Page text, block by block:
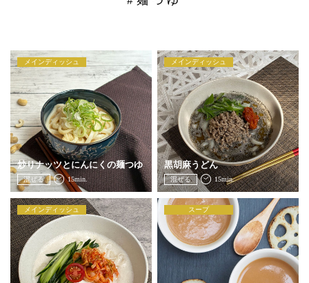
製品情報
JOURNAL
レビュー
メインディッシュ
炒りナッツとにんにくの麺つゆ
混ぜる 15min.
メインディッシュ
黒胡麻うどん
混ぜる 15min.
メインディッシュ スープ